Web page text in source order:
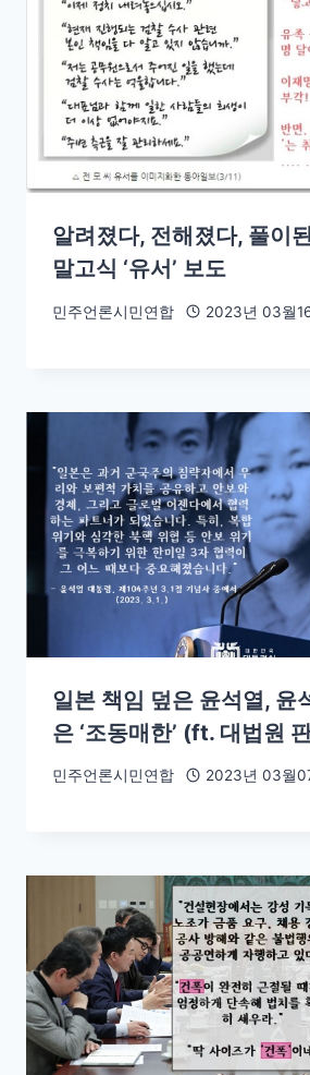
알려졌다, 전해졌다, 풀이
말고식 ‘유서’ 보도
민주언론시민연합 2023년 03월
일본 책임 덮은 윤석열, 윤
은 ‘조동매한’ (ft. 대법원
민주언론시민연합 2023년 03월